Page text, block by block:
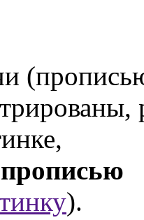
прописью
).